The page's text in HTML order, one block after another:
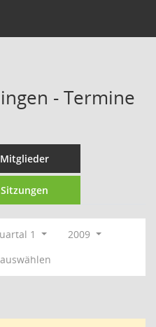
- Termine
Mitglieder
Sitzungen
1
2009